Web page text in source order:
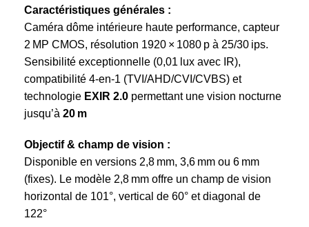
Caractéristiques générales :
Caméra dôme intérieure haute performance, capteur
2 MP CMOS, résolution 1920 × 1080 p à 25/30 ips.
Sensibilité exceptionnelle (0,01 lux avec IR),
compatibilité 4-en-1 (TVI/AHD/CVI/CVBS) et
technologie EXIR 2.0 permettant une vision nocturne
jusqu’à 20 m
Objectif & champ de vision :
Disponible en versions 2,8 mm, 3,6 mm ou 6 mm
(fixes). Le modèle 2,8 mm offre un champ de vision
horizontal de 101°, vertical de 60° et diagonal de
122°